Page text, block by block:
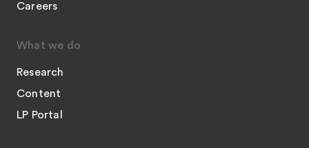
Careers
What we do
Research
Content
LP Portal